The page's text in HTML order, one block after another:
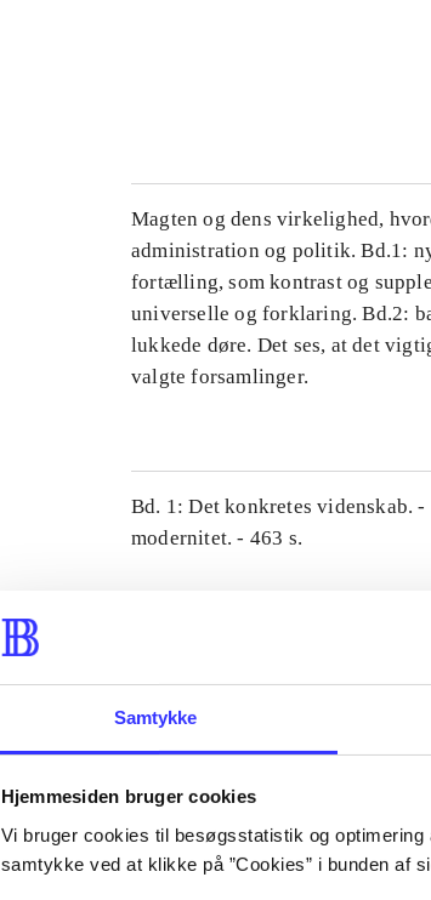
Samtykke
Hjemmesiden bruger cookies
Vi bruger cookies til besøgsstatistik og
samtykke ved at klikke på ”Cookies” i bunden af
Magten og dens virkelighed,
administration og politik. Bd.1:
fortælling, som kontrast og
universelle og forklaring. Bd.2:
lukkede døre. Det ses, at det
valgte forsamlinger.
Bd. 1: Det konkretes videnskab.
modernitet. - 463 s.